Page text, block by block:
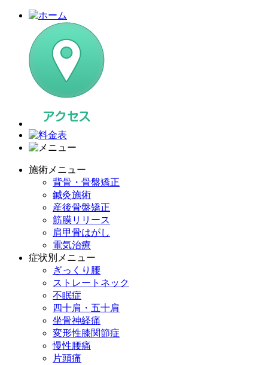
施術メニュー
背骨・骨盤矯正
鍼灸施術
産後骨盤矯正
筋膜リリース
肩甲骨はがし
電気治療
症状別メニュー
ぎっくり腰
ストレートネック
不眠症
四十肩・五十肩
坐骨神経痛
変形性膝関節症
慢性腰痛
片頭痛